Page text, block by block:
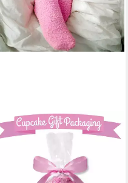
GESCHENKEHÖHLE
Socken Flauschige
Weinsocken - Wenn du das
lesen kannst bring mir Wein
Socken Füße hoch, Wein her -